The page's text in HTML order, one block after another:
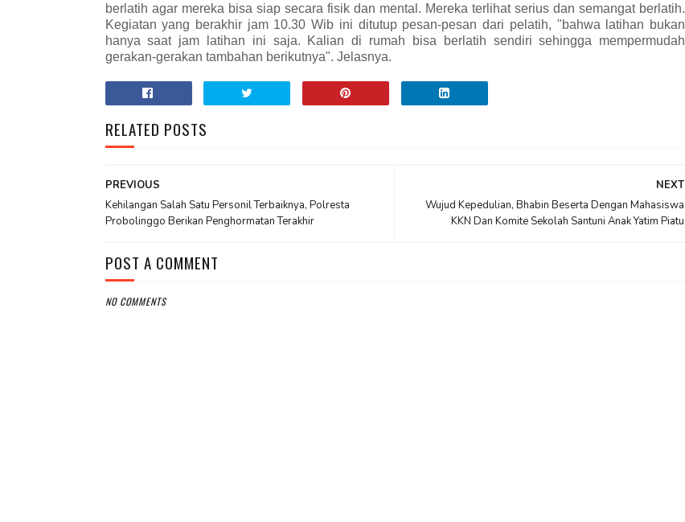
berlatih agar mereka bisa siap secara fisik dan mental. Mereka terlihat serius dan semangat berlatih.
Kegiatan yang berakhir jam 10.30 Wib ini ditutup pesan-pesan dari pelatih, "bahwa latihan bukan
hanya saat jam latihan ini saja. Kalian di rumah bisa berlatih sendiri sehingga mempermudah
gerakan-gerakan tambahan berikutnya". Jelasnya.
RELATED POSTS
NEXT
Wujud Kepedulian, Bhabin Beserta Dengan Mahasiswa
KKN Dan Komite Sekolah Santuni Anak Yatim Piatu
PREVIOUS
Kehilangan Salah Satu Personil Terbaiknya, Polresta
Probolinggo Berikan Penghormatan Terakhir
POST A COMMENT
NO COMMENTS